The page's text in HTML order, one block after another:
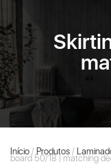
Início / Produtos /
board 50/18 | matching